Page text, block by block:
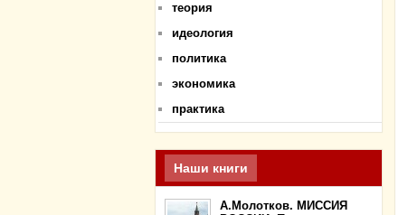
теория
идеология
политика
экономика
практика
Наши книги
А.Молотков. МИССИЯ